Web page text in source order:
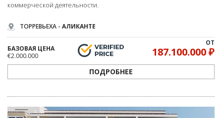
коммерческой деятельности.
ТОРРЕВЬЕХА - АЛИКАНТЕ
БАЗОВАЯ ЦЕНА
€2.000.000
ОТ
187.100.000 ₽
ПОДРОБНЕЕ